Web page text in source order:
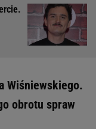
Wiśniewskiego.
obrotu spraw